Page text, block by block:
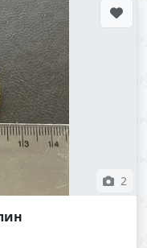
2